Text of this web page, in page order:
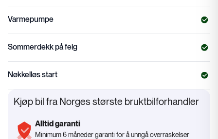
Varmepumpe
Sommerdekk på felg
Nøkkelløs start
Kjøp bil fra Norges største bruktbilforhandler
Alltid garanti
Minimum 6 måneder garanti for å unngå overraskelser